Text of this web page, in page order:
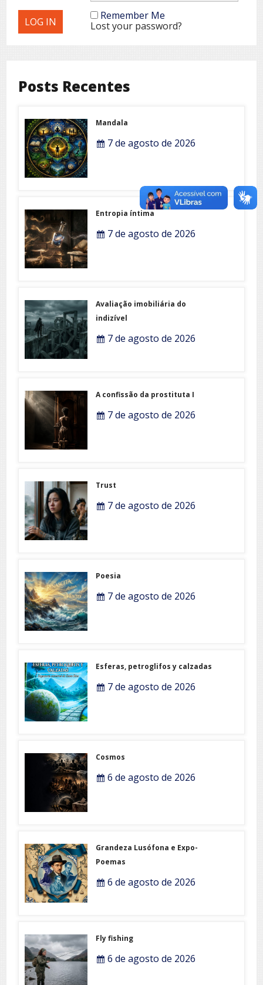
Remember Me
Lost your password?
Posts Recentes
Mandala
7 de agosto de 2026
Entropia íntima
7 de agosto de 2026
Avaliação imobiliária do
indizível
7 de agosto de 2026
A confissão da prostituta I
7 de agosto de 2026
Trust
7 de agosto de 2026
Poesia
7 de agosto de 2026
Esferas, petroglifos y calzadas
7 de agosto de 2026
Cosmos
6 de agosto de 2026
Grandeza Lusófona e Expo-
Poemas
6 de agosto de 2026
Fly fishing
6 de agosto de 2026